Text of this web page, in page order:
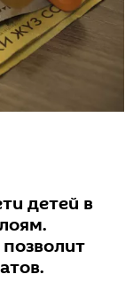
детей в